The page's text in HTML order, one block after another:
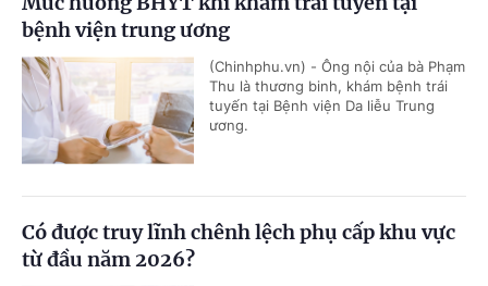
bệnh viện trung ương
(Chinhphu.vn) - Ông nội của bà Phạm
Thu là thương binh, khám bệnh trái
tuyến tại Bệnh viện Da liễu Trung
ương.
Có được truy lĩnh chênh lệch phụ cấp khu vực
từ đầu năm 2026?